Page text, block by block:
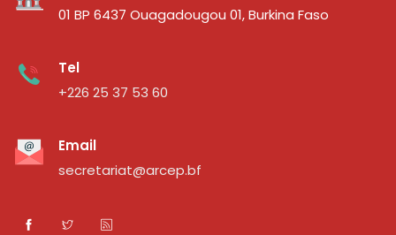
01 BP 6437 Ouagadougou 01, Burkina Faso
Tel
+226 25 37 53 60
Email
secretariat@arcep.bf